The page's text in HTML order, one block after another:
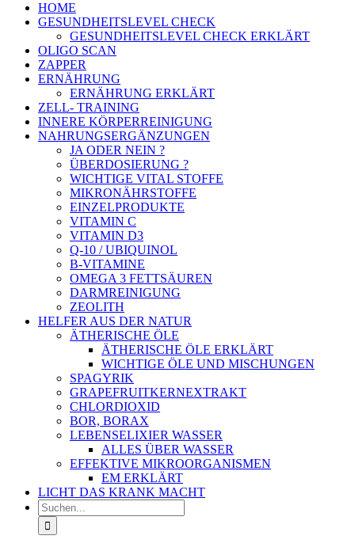
HOME
GESUNDHEITSLEVEL CHECK
GESUNDHEITSLEVEL CHECK ERKLÄRT
OLIGO SCAN
ZAPPER
ERNÄHRUNG
ERNÄHRUNG ERKLÄRT
ZELL- TRAINING
INNERE KÖRPERREINIGUNG
NAHRUNGSERGÄNZUNGEN
JA ODER NEIN ?
ÜBERDOSIERUNG ?
WICHTIGE VITAL STOFFE
MIKRONÄHRSTOFFE
EINZELPRODUKTE
VITAMIN C
VITAMIN D3
Q-10 / UBIQUINOL
B-VITAMINE
OMEGA 3 FETTSÄUREN
DARMREINIGUNG
ZEOLITH
HELFER AUS DER NATUR
ÄTHERISCHE ÖLE
ÄTHERISCHE ÖLE ERKLÄRT
WICHTIGE ÖLE UND MISCHUNGEN
SPAGYRIK
GRAPEFRUITKERNEXTRAKT
CHLORDIOXID
BOR, BORAX
LEBENSELIXIER WASSER
ALLES ÜBER WASSER
EFFEKTIVE MIKROORGANISMEN
EM ERKLÄRT
LICHT DAS KRANK MACHT
Suche
nach: